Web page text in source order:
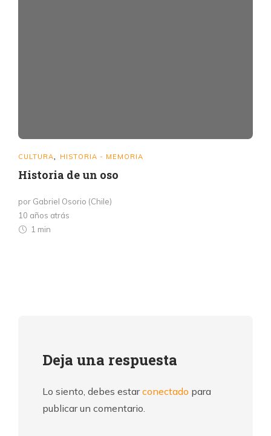
CULTURA, HISTORIA - MEMORIA
Historia de un oso
por Gabriel Osorio (Chile)
10 años atrás
1 min
Deja una respuesta
Lo siento, debes estarconectado para
publicar un comentario.